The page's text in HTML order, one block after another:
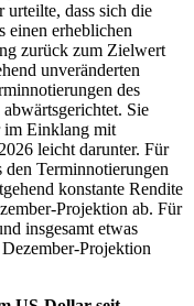
urteilte, dass sich die
einen erheblichen
zurück zum Zielwert
unveränderten
des
Sie
im Einklang mit
leicht darunter. Für
den Terminnotierungen
konstante Rendite
Projektion ab. Für
insgesamt etwas
Projektion